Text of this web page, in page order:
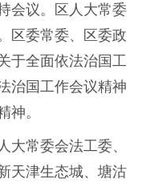
会议。区人大常委
区委常委、区委政
于全面依法治国工
治国工作会议精神
神。
大常委会法工委、
天津生态城、塘沽